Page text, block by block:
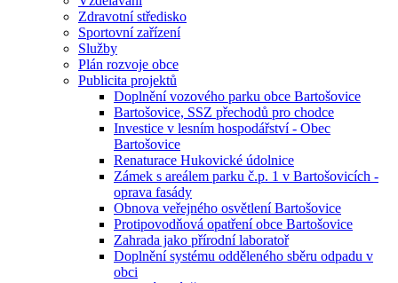
Zdravotní středisko
Sportovní zařízení
Služby
Plán rozvoje obce
Publicita projektů
Doplnění vozového parku obce Bartošovice
Bartošovice, SSZ přechodů pro chodce
Investice v lesním hospodářství - Obec
Bartošovice
Renaturace Hukovické údolnice
Zámek s areálem parku č.p. 1 v Bartošovicích -
oprava fasády
Obnova veřejného osvětlení Bartošovice
Protipovodňová opatření obce Bartošovice
Zahrada jako přírodní laboratoř
Doplnění systému odděleného sběru odpadu v
obci